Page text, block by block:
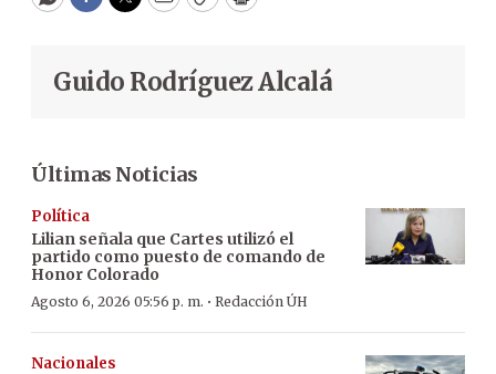
WhatsApp
Facebook
Twitter
EmailCopyPrint
Guido Rodríguez Alcalá
Últimas Noticias
Política
Lilian señala que Cartes utilizó el
partido como puesto de comando de
Honor Colorado
Agosto 6, 2026 05:56 p. m. · Redacción ÚH
Nacionales